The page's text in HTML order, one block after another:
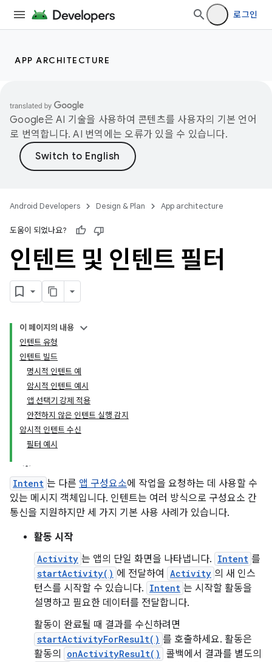
로그인
APP ARCHITECTURE
Google은 AI 기술을 사용하여 콘텐츠를 사용자의 기본 언어
로 번역합니다. AI 번역에는 오류가 있을 수 있습니다.
Android Developers Design & Plan App architecture
도움이 되었나요?
인텐트 및 인텐트 필터
이 페이지의 내용
인텐트 유형
인텐트 빌드
명시적 인텐트 예
암시적 인텐트 예시
앱 선택기 강제 적용
안전하지 않은 인텐트 실행 감지
암시적 인텐트 수신
필터 예시
Intent 는 다른 앱 구성요소에 작업을 요청하는 데 사용할 수
있는 메시지 객체입니다. 인텐트는 여러 방식으로 구성요소 간
통신을 지원하지만 세 가지 기본 사용 사례가 있습니다.
활동 시작
Activity 는 앱의 단일 화면을 나타냅니다. Intent 를
startActivity() 에 전달하여 Activity 의 새 인스
턴스를 시작할 수 있습니다. Intent 는 시작할 활동을
설명하고 필요한 데이터를 전달합니다.
활동이 완료될 때 결과를 수신하려면
startActivityForResult() 를 호출하세요. 활동은
활동의
onActivityResult() 콜백에서 결과를 별도의